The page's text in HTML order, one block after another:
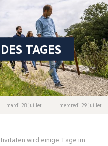
TAGES
mardi 28 juillet mercredi 29 juillet
wird einige Tage im